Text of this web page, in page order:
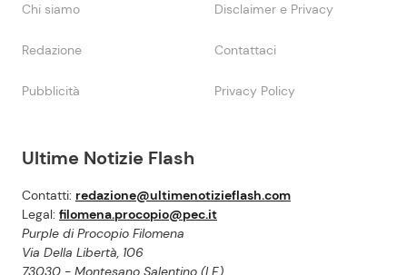
Ultime Notizie Flash
Contatti: redazione@ultimenotizieflash.com
Legal: filomena.procopio@pec.it
Purple di Procopio Filomena
Via Della Libertà, 106
Chi siamo Disclaimer e Privacy
Redazione Contattaci
Pubblicità Privacy Policy